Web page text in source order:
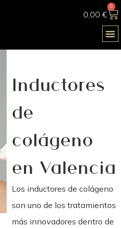
0,00 €
0
Inductores
de
colágeno
en Valencia
Los inductores de colágeno
son uno de los tratamientos
más innovadores dentro de